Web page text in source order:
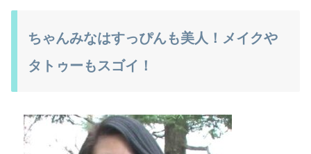
ちゃんみなはすっぴんも美人！メイクや
タトゥーもスゴイ！